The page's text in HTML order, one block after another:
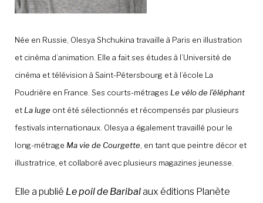
Née en Russie, Olesya Shchukina travaille à Paris en illustration
et cinéma d’animation. Elle a fait ses études à l’Université de
cinéma et télévision à Saint-Pétersbourg et à l’école La
Poudrière en France. Ses courts-métrages Le vélo de l’éléphant
etLa luge ont été sélectionnés et récompensés par plusieurs
festivals internationaux. Olesya a également travaillé pour le
long-métrage Ma vie de Courgette, en tant que peintre décor et
illustratrice, et collaboré avec plusieurs magazines jeunesse.
Elle a publié Le poil de Baribalaux éditions Planète